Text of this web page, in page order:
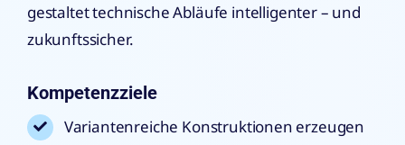
gestaltet technische Abläufe intelligenter – und
zukunftssicher.
Kompetenzziele
Variantenreiche Konstruktionen erzeugen